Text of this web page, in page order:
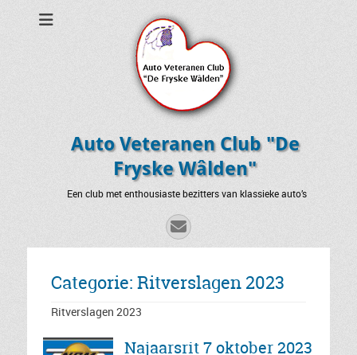
Auto Veteranen Club "De
Fryske Wâlden"
Een club met enthousiaste bezitters van klassieke auto’s
E-
mail
Categorie: Ritverslagen 2023
Ritverslagen 2023
Najaarsrit 7 oktober 2023